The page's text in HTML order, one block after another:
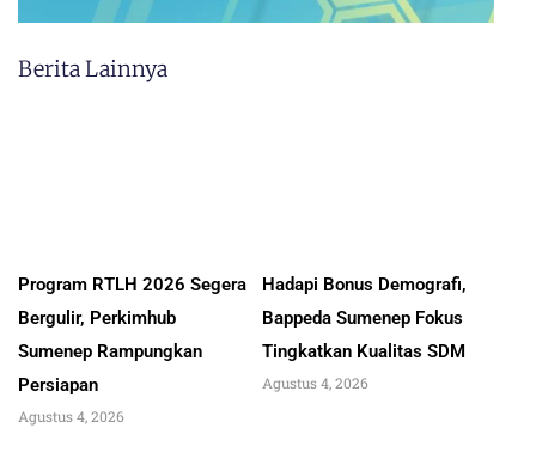
Berita Lainnya
Program RTLH 2026 Segera
Bergulir, Perkimhub
Sumenep Rampungkan
Persiapan
Agustus 4, 2026
Hadapi Bonus Demografi,
Bappeda Sumenep Fokus
Tingkatkan Kualitas SDM
Agustus 4, 2026